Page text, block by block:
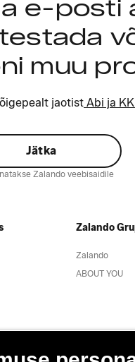
e-posti
muu
jaotist Abi ja
Jätka
Zalando veebisaidile
Zalando
Zalando
ABOUT YOU